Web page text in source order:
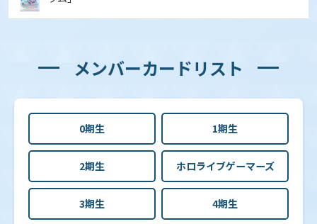
メンバーカードリスト
0期生 1期生
2期生 ホロライブゲーマーズ
3期生 4期生